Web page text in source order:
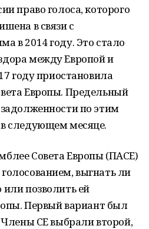
право голоса, которого
в связи с
в 2014 году. Это стало
между Европой и
году приостановила
Европы. Предельный
по этим
следующем месяце.
Совета Европы (ПАСЕ)
выгнать ли
позволить ей
Первый вариант был
СЕ выбрали второй,